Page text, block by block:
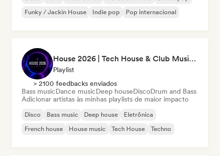
Funky / Jackin House
Indie pop Pop internacional
House 2026 | Tech House & Club Music 🔥
Playlist
> 2100 feedbacks enviados
Bass musicDance musicDeep houseDiscoDrum and Bass
Adicionar artistas às minhas playlists de maior impacto
Disco Bass music Deep house
Eletrônica
French house
House music Tech House Techno